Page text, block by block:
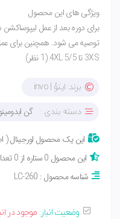
ویژگی های این محصول
برای دوره بعد از عمل لیپوساکشن
3XS تا 4XL 5/5 (1 نظر)
برند: اینوُ | invo
دسته بندی : گن
این یک محصول اورجینال
این محصول 0 ستاره از 0 تعداد نقد و بررسی
شناسه محصول : LC-260
وضعیت انبار: موجود در